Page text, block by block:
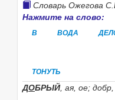
Словарь Ожегова
Нажмите на слово:
В ВОДА
ТОНУТЬ
ДОБРЫЙ, ая, ое;